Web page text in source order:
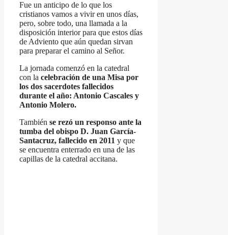
Fue un anticipo de lo que los
cristianos vamos a vivir en unos días,
pero, sobre todo, una llamada a la
disposición interior para que estos días
de Adviento que aún quedan sirvan
para preparar el camino al Señor.
La jornada comenzó en la catedral
con la celebración de una Misa por
los dos sacerdotes fallecidos
durante el año: Antonio Cascales y
Antonio Molero.
También se rezó un responso ante la
tumba del obispo D. Juan García-
Santacruz, fallecido en 2011 y que
se encuentra enterrado en una de las
capillas de la catedral accitana.